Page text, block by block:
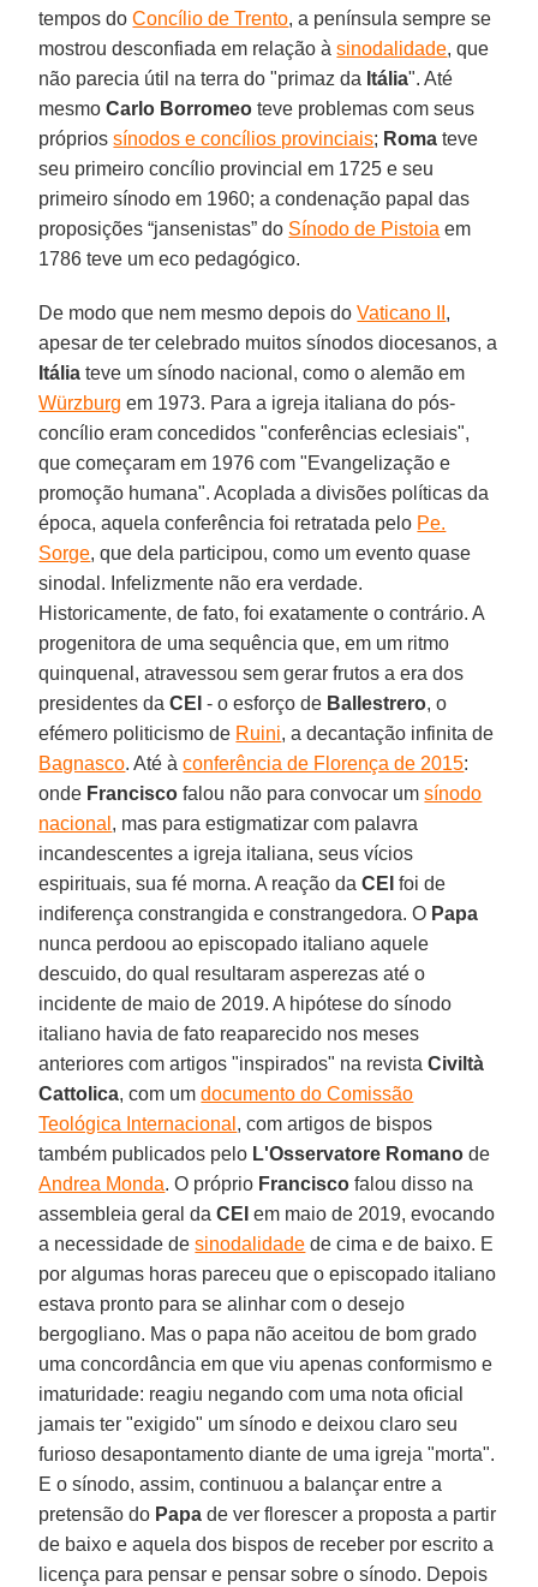
tempos doConcílio de Trento, a península sempre se
mostrou desconfiada em relação àsinodalidade, que
não parecia útil na terra do "primaz da Itália". Até
mesmoCarlo Borromeo teve problemas com seus
própriossínodos e concílios provinciais; Roma teve
seu primeiro concílio provincial em 1725 e seu
primeiro sínodo em 1960; a condenação papal das
proposições “jansenistas” do Sínodo de Pistoia em
1786 teve um eco pedagógico.
De modo que nem mesmo depois doVaticano II ,
apesar de ter celebrado muitos sínodos diocesanos, a
Itália teve um sínodo nacional, como o alemão em
Würzburg em 1973. Para a igreja italiana do pós-
concílio eram concedidos "conferências eclesiais",
que começaram em 1976 com "Evangelização e
promoção humana". Acoplada a divisões políticas da
época, aquela conferência foi retratada pelo Pe.
Sorge, que dela participou, como um evento quase
sinodal. Infelizmente não era verdade.
Historicamente, de fato, foi exatamente o contrário. A
progenitora de uma sequência que, em um ritmo
quinquenal, atravessou sem gerar frutos a era dos
presidentes daCEI - o esforço de Ballestrero, o
efémero politicismo de Ruini, a decantação infinita de
Bagnasco. Até àconferência de Florença de 2015:
onde Francisco falou não para convocar umsínodo
nacional , mas para estigmatizar com palavra
incandescentes a igreja italiana, seus vícios
espirituais, sua fé morna. A reação daCEI foi de
indiferença constrangida e constrangedora. O Papa
nunca perdoou ao episcopado italiano aquele
descuido, do qual resultaram asperezas até o
incidente de maio de 2019. A hipótese do sínodo
italiano havia de fato reaparecido nos meses
anteriores com artigos "inspirados" na revistaCiviltà
Cattolica, com umdocumento do Comissão
Teológica Internacional , com artigos de bispos
também publicados pelo L'Osservatore Romano de
Andrea Monda. O próprio Francisco falou disso na
assembleia geral daCEI em maio de 2019, evocando
a necessidade desinodalidade de cima e de baixo. E
por algumas horas pareceu que o episcopado italiano
estava pronto para se alinhar com o desejo
bergogliano. Mas o papa não aceitou de bom grado
uma concordância em que viu apenas conformismo e
imaturidade: reagiu negando com uma nota oficial
jamais ter "exigido" um sínodo e deixou claro seu
furioso desapontamento diante de uma igreja "morta".
E o sínodo, assim, continuou a balançar entre a
pretensão do Papa de ver florescer a proposta a partir
de baixo e aquela dos bispos de receber por escrito a
licença para pensar e pensar sobre o sínodo. Depois